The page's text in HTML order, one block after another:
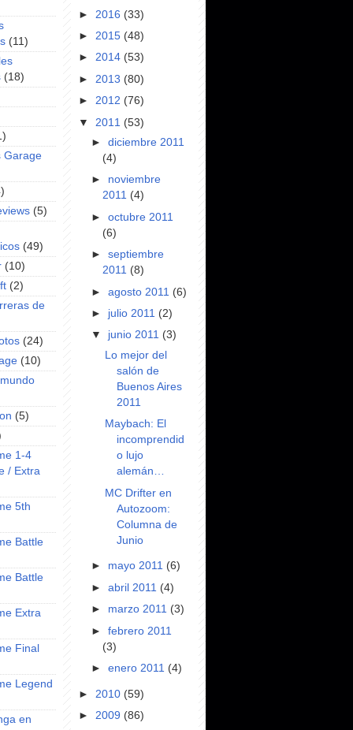
(11)
(18)
Garage
(5)
(49)
(10)
(2)
de
(24)
(10)
(5)
1-4
/ Extra
5th
Battle
Battle
Extra
Final
Legend
en
► 2016 (33)
► 2015 (48)
► 2014 (53)
► 2013 (80)
► 2012 (76)
▼ 2011 (53)
►diciembre 2011
(4)
► noviembre
2011 (4)
►octubre 2011
(6)
►septiembre
2011 (8)
►agosto 2011 (6)
► julio 2011 (2)
▼ junio 2011 (3)
Lo mejor del
salón de
Buenos Aires
2011
Maybach: El
incomprendid
o lujo
alemán…
MC Drifter en
Autozoom:
Columna de
Junio
► mayo 2011 (6)
►abril 2011 (4)
► marzo 2011 (3)
►febrero 2011
(3)
►enero 2011 (4)
► 2010 (59)
► 2009 (86)